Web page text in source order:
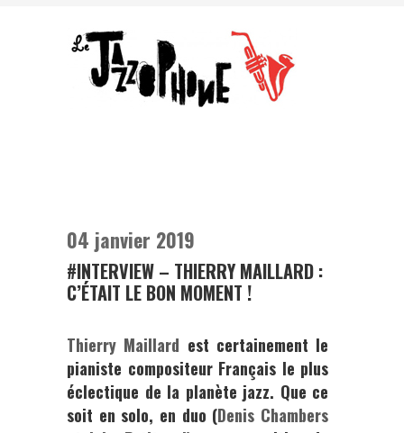
04 janvier 2019
#INTERVIEW – THIERRY MAILLARD :
C’ÉTAIT LE BON MOMENT !
Thierry Maillard est certainement le
pianiste compositeur Français le plus
éclectique de la planète jazz. Que ce
soit en solo, en duo (Denis Chambers